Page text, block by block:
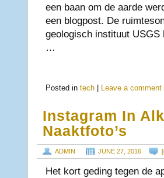
een baan om de aarde
een blogpost. De
geologisch instituut USGS
…
Posted in tech Leave a comment
Instagram In
Naaktfoto’s
ADMIN JUNE 27, 2016 [
Het kort geding tegen de